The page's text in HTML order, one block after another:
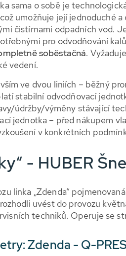
sama o sobě je
umožňuje její jednoduché
čistírnami odpadních vod.
pro odvodňování
soběstačná.
vedení.
ve dvou liniích – běžný
stabilní odvodňovací
údržby/výměny stávající
jednotka – před nákupem
v konkrétních
- HUBER
linka „Zdenda“
uvést do provozu
techniků. Operuje se
Zdenda - Q-